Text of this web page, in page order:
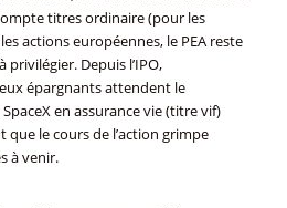
titres ordinaire (pour les
actions européennes, le PEA reste
Depuis l’IPO,
épargnants attendent le
en assurance vie (titre vif)
que le cours de l’action grimpe
à venir.